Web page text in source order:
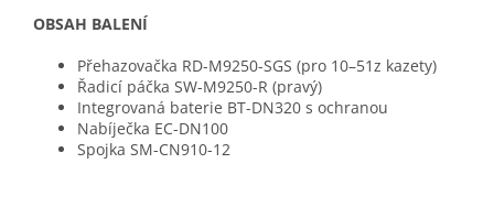
OBSAH BALENÍ
Přehazovačka RD-M9250-SGS (pro 10–51z kazety)
Řadicí páčka SW-M9250-R (pravý)
Integrovaná baterie BT-DN320 s ochranou
Nabíječka EC-DN100
Spojka SM-CN910-12